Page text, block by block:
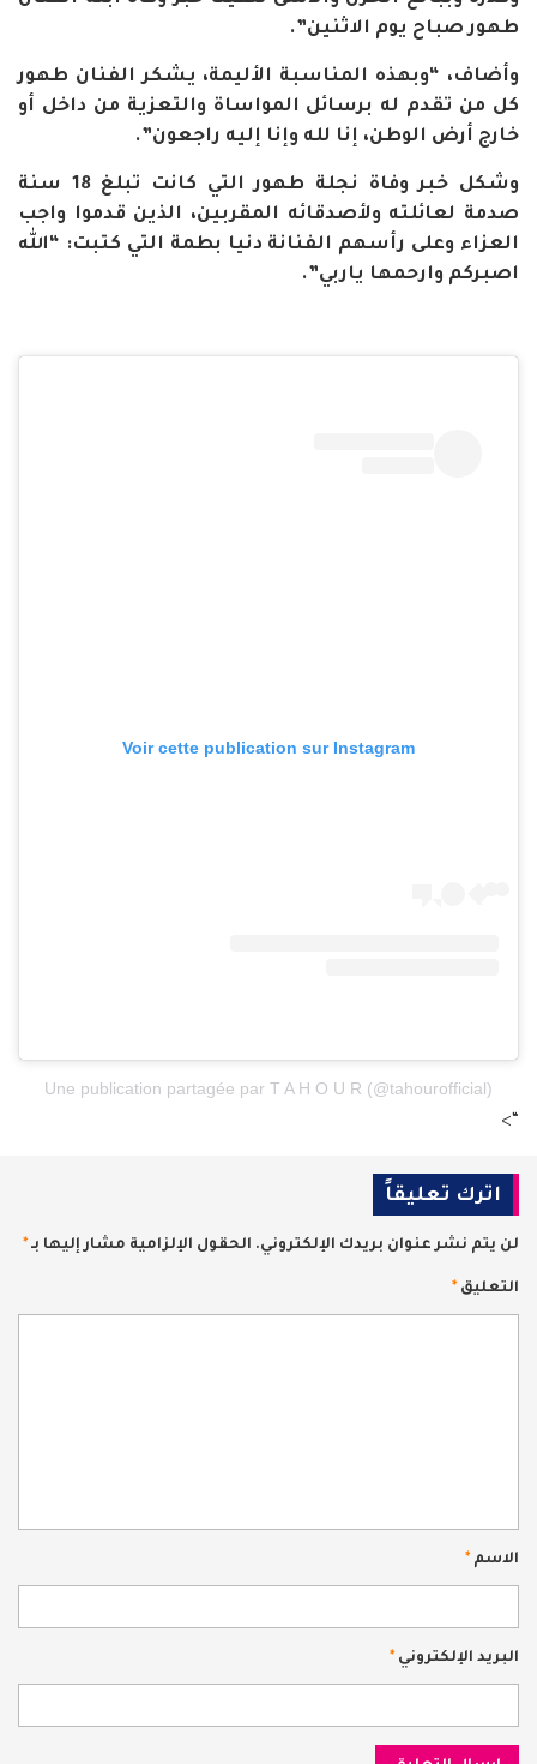
طهور صباح يوم الاثنين”.
وأضاف، “وبهذه المناسبة الأليمة، يشكر الفنان طهور
كل من تقدم له برسائل المواساة والتعزية من داخل أو
خارج أرض الوطن، إنا لله وإنا إليه راجعون”.
وشكل خبر وفاة نجلة طهور التي كانت تبلغ 18 سنة
صدمة لعائلته ولأصدقائه المقربين، الذين قدموا واجب
العزاء وعلى رأسهم الفنانة دنيا بطمة التي كتبت: “الله
اصبركم وارحمها ياربي”.
Voir cette publication sur Instagram
Une publication partagée par T A H O U R (@tahourofficial)
“>
اترك تعليقاً
لن يتم نشر عنوان بريدك الإلكتروني. الحقول الإلزامية مشار إليها بـ *
التعليق *
الاسم *
البريد الإلكتروني *